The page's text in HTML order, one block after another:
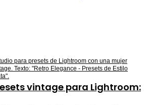
vintage para Lightroom: